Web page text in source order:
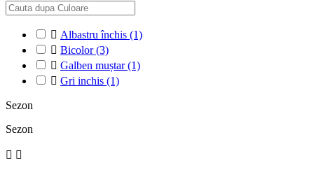
 Albastru închis (1)
 Bicolor(3)
 Galben muștar(1)
 Gri inchis (1)
Sezon
Sezon
 